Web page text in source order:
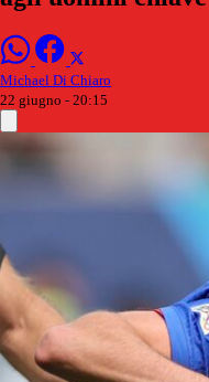
Michael Di Chiaro
22 giugno - 20:15